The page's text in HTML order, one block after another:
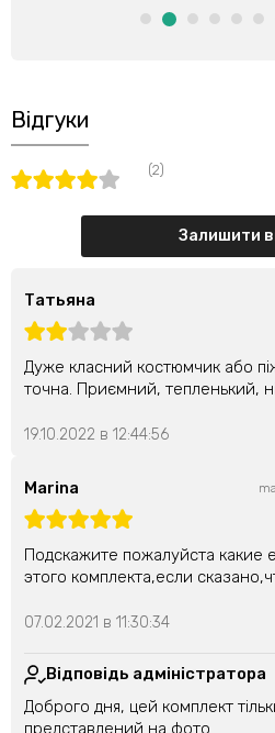
Відгуки
(2)
Залишити
Татьяна
Дуже класний костюмчик або
точна. Приємний, тепленький,
19.10.2022 в 12:44:56
Marina
Подскажите пожалуйста какие
этого комплекта,если
07.02.2021 в 11:30:34
Відповідь адміністратора
Доброго дня, цей комплект
представлений на фото